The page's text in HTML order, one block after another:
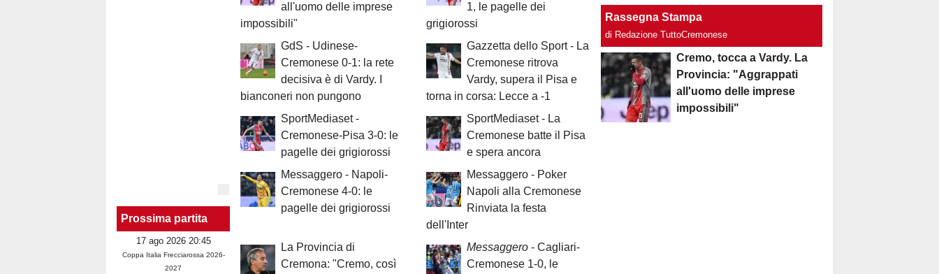
Prossima partita
17 ago 2026 20:45
Coppa Italia Frecciarossa 2026-
2027
all'uomo delle imprese
impossibili"
1, le pagelle dei
grigiorossi
GdS - Udinese-
Cremonese 0-1: la rete
decisiva è di Vardy. I
bianconeri non pungono
Gazzetta dello Sport - La
Cremonese ritrova
Vardy, supera il Pisa e
torna in corsa: Lecce a -1
SportMediaset -
Cremonese-Pisa 3-0: le
pagelle dei grigiorossi
SportMediaset - La
Cremonese batte il Pisa
e spera ancora
Messaggero - Napoli-
Cremonese 4-0: le
pagelle dei grigiorossi
Messaggero - Poker
Napoli alla Cremonese
Rinviata la festa
dell'Inter
La Provincia di
Cremona: "Cremo, così
Messaggero- Cagliari-
Cremonese 1-0, le
Rassegna Stampa
di Redazione TuttoCremonese
Cremo, tocca a Vardy. La
Provincia: "Aggrappati
all'uomo delle imprese
impossibili"